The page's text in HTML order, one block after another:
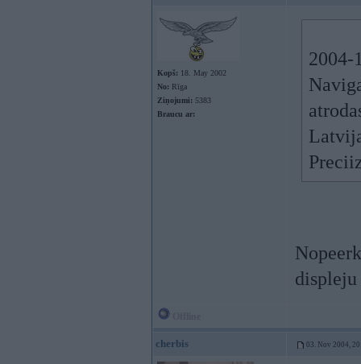
Kopš: 18. May 2002
No: Rīga
Ziņojumi: 5383
Braucu ar:
2004-
cherbis 03. Nov 2004,